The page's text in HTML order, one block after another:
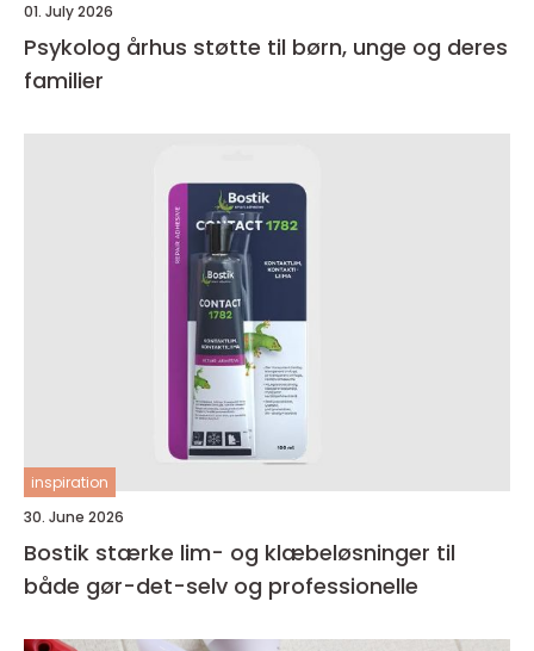
01. July 2026
Psykolog århus støtte til børn, unge og deres
familier
inspiration
30. June 2026
Bostik stærke lim- og klæbeløsninger til
både gør-det-selv og professionelle